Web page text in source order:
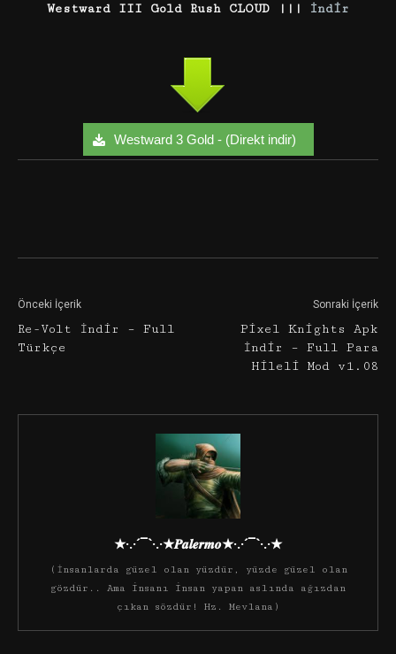
Westward III Gold Rush CLOUD ||| İndir
Westward 3 Gold - (Direkt indir)
Önceki İçerik
Re-Volt İndir – Full
Türkçe
Sonraki İçerik
Pixel Knights Apk
İndir – Full Para
Hileli Mod v1.08
★·.·´¯`·.·★𝑷𝒂𝒍𝒆𝒓𝒎𝒐★·.·´¯`·.·★
(İnsanlarda güzel olan yüzdür, yüzde güzel olan
gözdür.. Ama insanı insan yapan aslında ağızdan
çıkan sözdür! Hz. Mevlana)